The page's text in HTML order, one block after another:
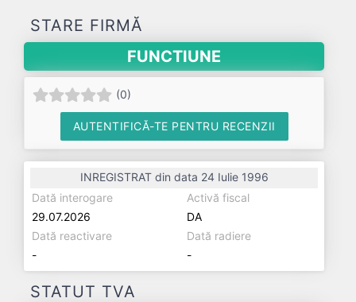
STARE FIRMĂ
FUNCTIUNE
(0)
AUTENTIFICĂ-TE PENTRU RECENZII
INREGISTRAT din data 24 Iulie 1996
Dată interogare
29.07.2026
Activă fiscal
DA
Dată reactivare
-
Dată radiere
-
STATUT TVA